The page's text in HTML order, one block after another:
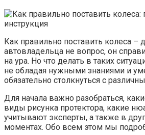
Как правильно поставить колеса –
автовладельца не вопрос, он
на ура. Но что делать в таких
не обладая нужными знаниями и
обязательно столкнуться с
Для начала важно разобраться,
виды рисунка протектора, какие
учитывают эксперты, а также в
моментах. Обо всем этом мы